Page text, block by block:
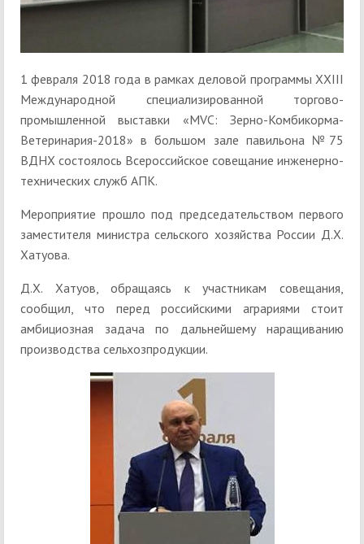
1 февраля 2018 года в рамках деловой программы XXIII
Международной специализированной торгово-
промышленной выставки «MVC: Зерно-Комбикорма-
Ветеринария-2018» в большом зале павильона №75
ВДНХ состоялось Всероссийское совещание инженерно-
технических служб АПК.
Мероприятие прошло под председательством первого
заместителя министра сельского хозяйства России Д.Х.
Хатуова.
Д.Х. Хатуов, обращаясь к участникам совещания,
сообщил, что перед российскими аграриями стоит
амбициозная задача по дальнейшему наращиванию
производства сельхозпродукции.